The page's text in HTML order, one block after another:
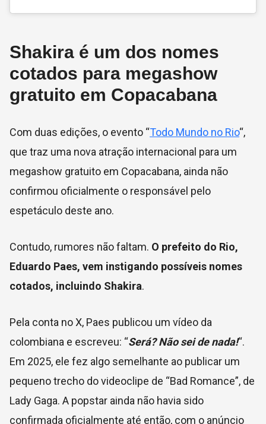
Shakira é um dos nomes
cotados para megashow
gratuito em Copacabana
Com duas edições, o evento “Todo Mundo no Rio“,
que traz uma nova atração internacional para um
megashow gratuito em Copacabana, ainda não
confirmou oficialmente o responsável pelo
espetáculo deste ano.
Contudo, rumores não faltam. O prefeito do Rio,
Eduardo Paes, vem instigando possíveis nomes
cotados, incluindo Shakira.
Pela conta no X, Paes publicou um vídeo da
colombiana e escreveu: “Será? Não sei de nada!“.
Em 2025, ele fez algo semelhante ao publicar um
pequeno trecho do videoclipe de “Bad Romance”, de
Lady Gaga. A popstar ainda não havia sido
confirmada oficialmente até então, com o anúncio